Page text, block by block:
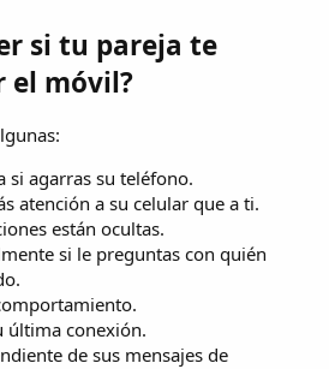
si tu pareja te
el móvil?
si agarras su teléfono.
atención a su celular que a ti.
están ocultas.
si le preguntas con quién
última conexión.
de sus mensajes de